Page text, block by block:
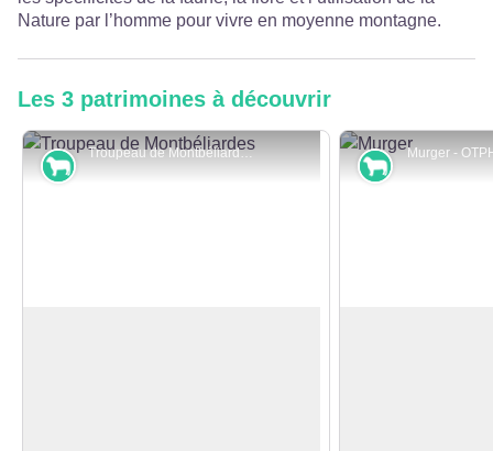
Nature par l’homme pour vivre en moyenne montagne.
Les 3 patrimoines à découvrir
Troupeau de Montbéliardes - J. Cordier
Pastoralisme et agriculture
Murger -